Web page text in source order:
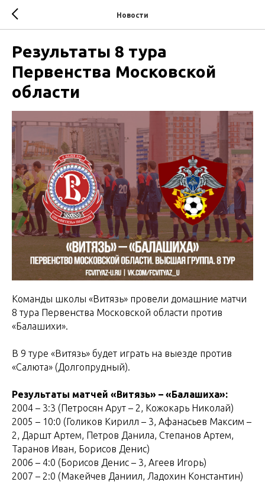
Новости
Результаты 8 тура
Первенства Московской
области
Команды школы «Витязь» провели домашние матчи
8 тура Первенства Московской области против
«Балашихи».
В 9 туре «Витязь» будет играть на выезде против
«Салюта» (Долгопрудный).
Результаты матчей «Витязь» – «Балашиха»:
2004 – 3:3 (Петросян Арут – 2, Кожокарь Николай)
2005 – 10:0 (Голиков Кирилл – 3, Афанасьев Максим –
2, Даршт Артем, Петров Данила, Степанов Артем,
Таранов Иван, Борисов Денис)
2006 – 4:0 (Борисов Денис – 3, Агеев Игорь)
2007 – 2:0 (Макейчев Даниил, Ладохин Константин)